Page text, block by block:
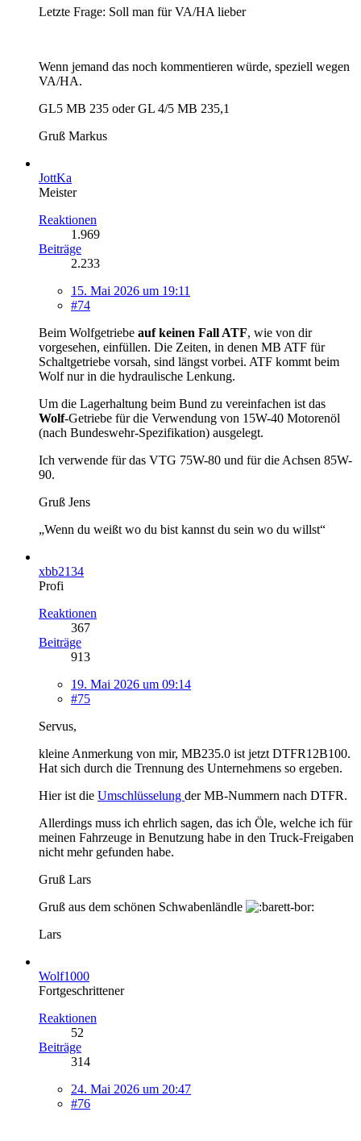
Letzte Frage: Soll man für VA/HA lieber
Wenn jemand das noch kommentieren würde, speziell wegen
VA/HA.
GL5 MB 235 oder GL 4/5 MB 235,1
Gruß Markus
JottKa
Meister
Reaktionen
1.969
Beiträge
2.233
15. Mai 2026 um 19:11
#74
Beim Wolfgetriebe auf keinen Fall ATF, wie von dir
vorgesehen, einfüllen. Die Zeiten, in denen MB ATF für
Schaltgetriebe vorsah, sind längst vorbei. ATF kommt beim
Wolf nur in die hydraulische Lenkung.
Um die Lagerhaltung beim Bund zu vereinfachen ist das
Wolf-Getriebe für die Verwendung von 15W-40 Motorenöl
(nach Bundeswehr-Spezifikation) ausgelegt.
Ich verwende für das VTG 75W-80 und für die Achsen 85W-
90.
Gruß Jens
„Wenn du weißt wo du bist kannst du sein wo du willst“
xbb2134
Profi
Reaktionen
367
Beiträge
913
19. Mai 2026 um 09:14
#75
Servus,
kleine Anmerkung von mir, MB235.0 ist jetzt DTFR12B100.
Hat sich durch die Trennung des Unternehmens so ergeben.
Hier ist die Umschlüsselung der MB-Nummern nach DTFR.
Allerdings muss ich ehrlich sagen, das ich Öle, welche ich für
meinen Fahrzeuge in Benutzung habe in den Truck-Freigaben
nicht mehr gefunden habe.
Gruß Lars
Gruß aus dem schönen Schwabenländle
Lars
Wolf1000
Fortgeschrittener
Reaktionen
52
Beiträge
314
24. Mai 2026 um 20:47
#76